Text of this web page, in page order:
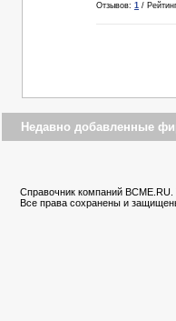
Отзывов: 1 / Рейтинг
Недавно добавленные
Справочник компаний
Все права сохранены и